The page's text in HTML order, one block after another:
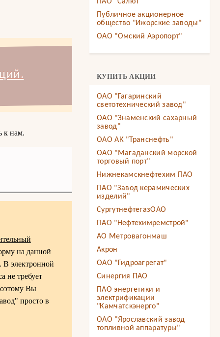
к нам.
на данной
В электронной
не требует
Вы
просто в
Публичное акционерное
общество "Ижорские заводы"
ОАО "Омский Аэропорт"
КУПИТЬ АКЦИИ
ОАО "Гагаринский
светотехнический завод"
ОАО "Знаменский сахарный
завод"
ОАО АК "Транснефть"
ОАО "Магаданский морской
торговый порт"
Нижнекамскнефтехим ПАО
ПАО "Завод керамических
изделий"
СургутнефтегазОАО
ПАО "Нефтехимремстрой"
АО Метровагонмаш
Акрон
ОАО "Гидроагрегат"
Синергия ПАО
ПАО энергетики и
электрификации
"Камчатскэнерго"
ОАО "Ярославский завод
топливной аппаратуры"